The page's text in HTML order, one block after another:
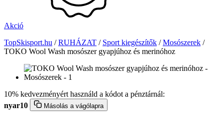
Akció
TopSkisport.hu /RUHÁZAT / Sport kiegészítők /Mosószerek /
TOKO Wool Wash mosószer gyapjúhoz és merinóhoz
10% kedvezményért használd a kódot a pénztárnál:
nyar10
Másolás a vágólapra